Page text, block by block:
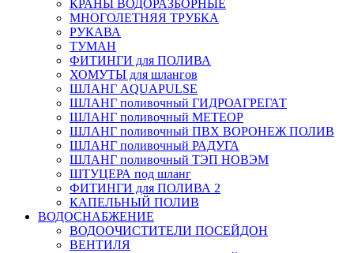
КРАНЫ ВОДОРАЗБОРНЫЕ
МНОГОЛЕТНЯЯ ТРУБКА
РУКАВА
ТУМАН
ФИТИНГИ для ПОЛИВА
ХОМУТЫ для шлангов
ШЛАНГ AQUAPULSE
ШЛАНГ поливочный ГИДРОАГРЕГАТ
ШЛАНГ поливочный МЕТЕОР
ШЛАНГ поливочный ПВХ ВОРОНЕЖ ПОЛИВ
ШЛАНГ поливочный РАДУГА
ШЛАНГ поливочный ТЭП НОВЭМ
ШТУЦЕРА под шланг
ФИТИНГИ для ПОЛИВА 2
КАПЕЛЬНЫЙ ПОЛИВ
ВОДОСНАБЖЕНИЕ
ВОДООЧИСТИТЕЛИ ПОСЕЙДОН
ВЕНТИЛЯ